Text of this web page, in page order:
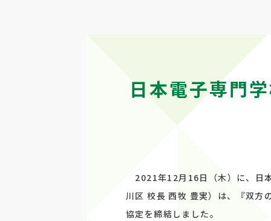
日本電子専門
2021年12月16日（木）に、日
川区 校長 西牧 豊実）は、『双方
協定を締結しました。